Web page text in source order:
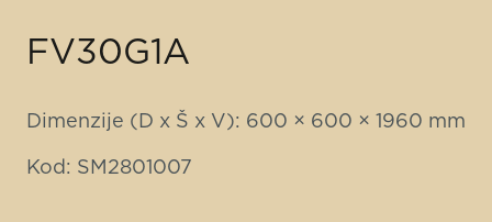
FV30G1A
Dimenzije (D x Š x V): 600 × 600 × 1960 mm
Kod: SM2801007